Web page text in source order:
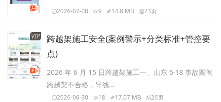
2026-07-08 9 14.8 MB 73页
VIP
跨越架施工安全(案例警示+分类标准+管控要
点)
2026 年 6 月 15 日跨越架施工一、山东 5·18 事故案例
跨越架不合格，导线...
2026-06-30 18 17.07 MB 26页